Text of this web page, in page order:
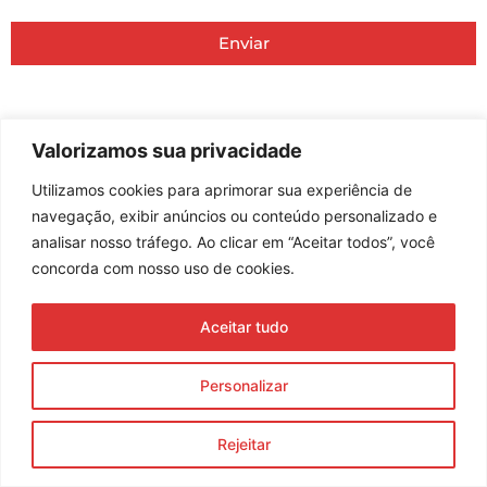
Valorizamos sua privacidade
Utilizamos cookies para aprimorar sua experiência de
navegação, exibir anúncios ou conteúdo personalizado e
analisar nosso tráfego. Ao clicar em “Aceitar todos”, você
concorda com nosso uso de cookies.
Personalizar
Rejeitar
Aceitar tudo
Enviar